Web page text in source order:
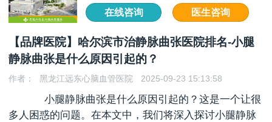
在线咨询 医生咨询
【品牌医院】哈尔滨市治静脉曲张医院排名-小腿
静脉曲张是什么原因引起的？
作者： 黑龙江远东心脑血管医院 2025-09-23 15:13:58
小腿静脉曲张是什么原因引起的？这是一个让很
多人困惑的问题。在本文中，我们将深入探讨小腿静脉